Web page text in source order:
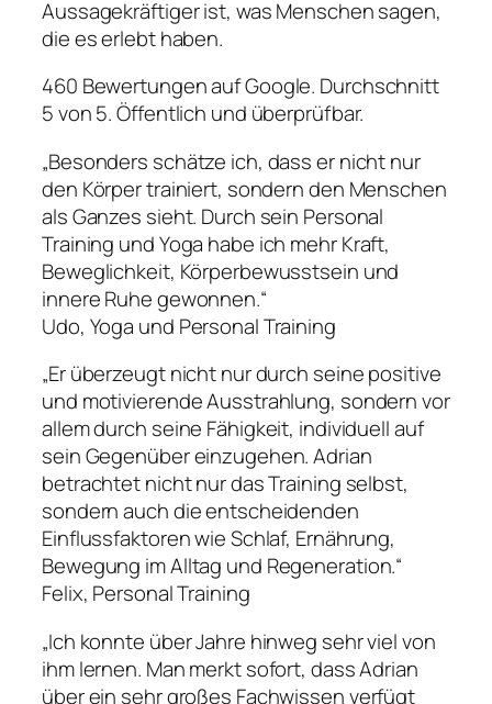
Aussagekräftiger ist, was Menschen sagen,
die es erlebt haben.
460 Bewertungen auf Google. Durchschnitt
5 von 5. Öffentlich und überprüfbar.
„Besonders schätze ich, dass er nicht nur
den Körper trainiert, sondern den Menschen
als Ganzes sieht. Durch sein Personal
Training und Yoga habe ich mehr Kraft,
Beweglichkeit, Körperbewusstsein und
innere Ruhe gewonnen.“
Udo, Yoga und Personal Training
„Er überzeugt nicht nur durch seine positive
und motivierende Ausstrahlung, sondern vor
allem durch seine Fähigkeit, individuell auf
sein Gegenüber einzugehen. Adrian
betrachtet nicht nur das Training selbst,
sondern auch die entscheidenden
Einflussfaktoren wie Schlaf, Ernährung,
Bewegung im Alltag und Regeneration.“
Felix, Personal Training
„Ich konnte über Jahre hinweg sehr viel von
ihm lernen. Man merkt sofort, dass Adrian
über ein sehr großes Fachwissen verfügt